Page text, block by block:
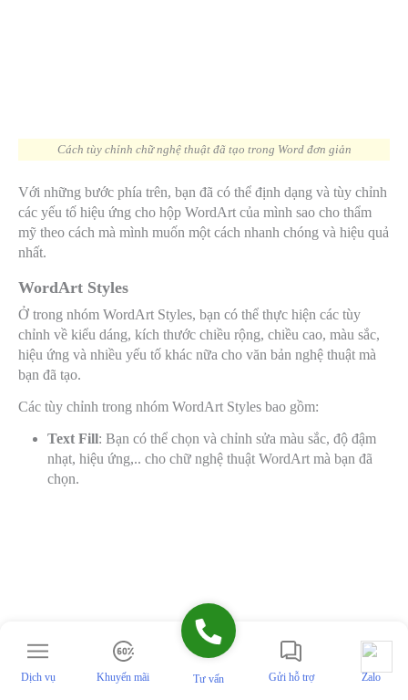
Cách tùy chỉnh chữ nghệ thuật đã tạo trong Word đơn giản
Với những bước phía trên, bạn đã có thể định dạng và tùy chỉnh
các yếu tố hiệu ứng cho hộp WordArt của mình sao cho thẩm
mỹ theo cách mà mình muốn một cách nhanh chóng và hiệu quả
nhất.
WordArt Styles
Ở trong nhóm WordArt Styles, bạn có thể thực hiện các tùy
chỉnh về kiểu dáng, kích thước chiều rộng, chiều cao, màu sắc,
hiệu ứng và nhiều yếu tố khác nữa cho văn bản nghệ thuật mà
bạn đã tạo.
Các tùy chỉnh trong nhóm WordArt Styles bao gồm:
Text Fill: Bạn có thể chọn và chỉnh sửa màu sắc, độ đậm
nhạt, hiệu ứng,.. cho chữ nghệ thuật WordArt mà bạn đã
chọn.
Dịch vụ Khuyến mãi Tư vấn Gửi hỗ trợ Zalo